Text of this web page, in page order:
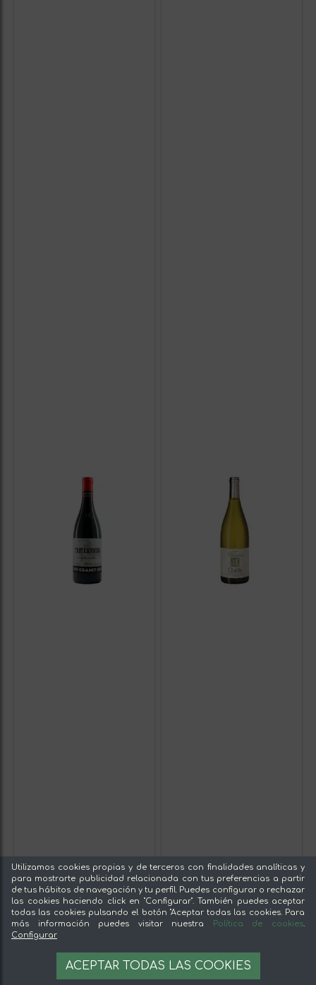
Utilizamos cookies propias y de terceros con finalidades analíticas y
para mostrarte publicidad relacionada con tus preferencias a partir
de tus hábitos de navegación y tu perfil. Puedes configurar o rechazar
las cookies haciendo click en "Configurar". También puedes aceptar
todas las cookies pulsando el botón "Aceptar todas las cookies. Para
más información puedes visitar nuestra
Política de cookies.
Configurar
ACEPTAR TODAS LAS COOKIES